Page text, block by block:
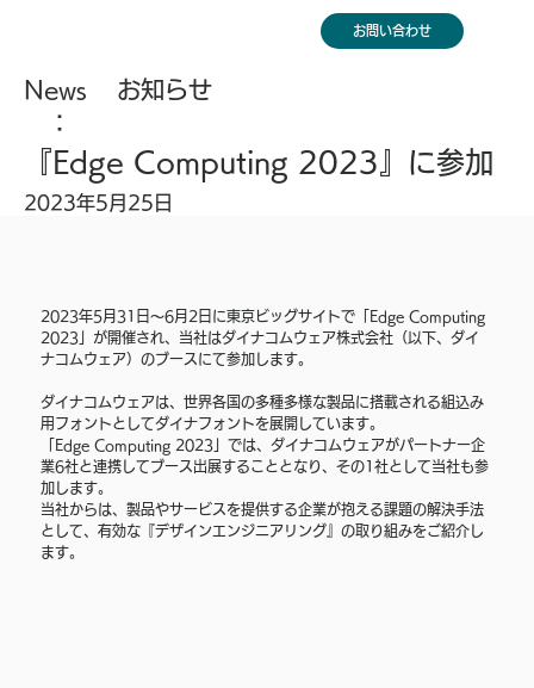
お問い合わせ
News
：
お知らせ
『Edge Computing 2023』に参加
2023年5月25日
2023年5月31日〜6月2日に東京ビッグサイトで「Edge Computing
2023」が開催され、当社はダイナコムウェア株式会社（以下、ダイ
ナコムウェア）のブースにて参加します。
ダイナコムウェアは、世界各国の多種多様な製品に搭載される組込み
用フォントとしてダイナフォントを展開しています。
「Edge Computing 2023」では、ダイナコムウェアがパートナー企
業6社と連携してブース出展することとなり、その1社として当社も参
加します。
当社からは、製品やサービスを提供する企業が抱える課題の解決手法
として、有効な『デザインエンジニアリング』の取り組みをご紹介し
ます。